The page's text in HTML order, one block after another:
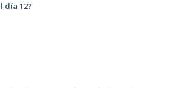
día 12?